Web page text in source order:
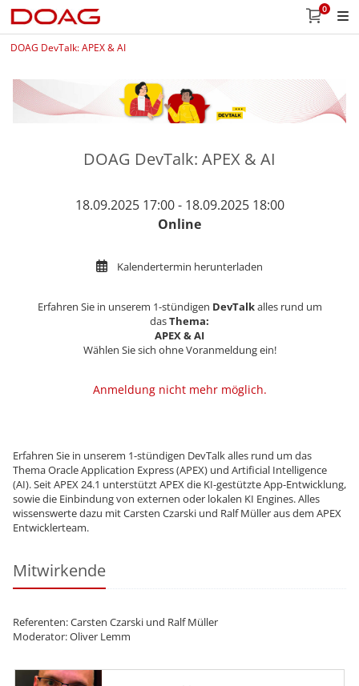
0
DOAG DevTalk: APEX & AI
DOAG DevTalk: APEX & AI
18.09.2025 17:00 - 18.09.2025 18:00
Online
Kalendertermin herunterladen
Erfahren Sie in unserem 1-stündigen DevTalkalles rund um
dasThema:
APEX & AI
Wählen Sie sich ohne Voranmeldung ein!
Anmeldung nicht mehr möglich.
Erfahren Sie in unserem 1-stündigen DevTalk alles rund um das
Thema Oracle Application Express (APEX) und Artificial Intelligence
(AI). Seit APEX 24.1 unterstützt APEX die KI-gestützte App-Entwicklung,
sowie die Einbindung von externen oder lokalen KI Engines. Alles
wissenswerte dazu mit Carsten Czarski und Ralf Müller aus dem APEX
Entwicklerteam.
Mitwirkende
Referenten: Carsten Czarski und Ralf Müller
Moderator: Oliver Lemm